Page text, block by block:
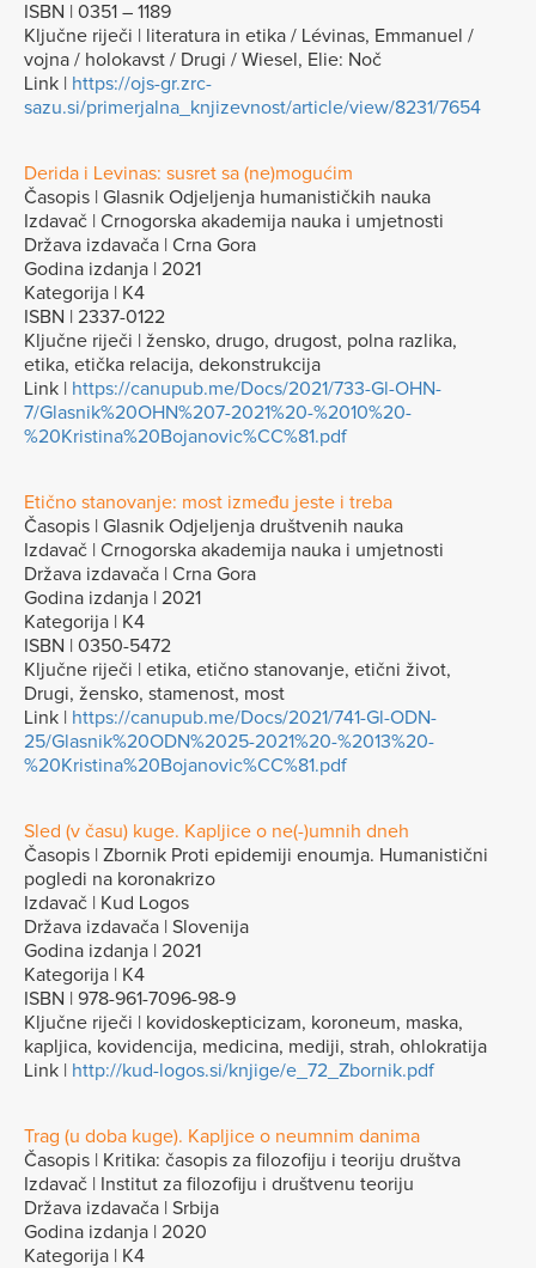
ISBN | 0351 – 1189
Ključne riječi | literatura in etika / Lévinas, Emmanuel /
vojna / holokavst / Drugi / Wiesel, Elie: Noč
Link | https://ojs-gr.zrc-
sazu.si/primerjalna_knjizevnost/article/view/8231/7654
Derida i Levinas: susret sa (ne)mogućim
Časopis | Glasnik Odjeljenja humanističkih nauka
Izdavač | Crnogorska akademija nauka i umjetnosti
Država izdavača | Crna Gora
Godina izdanja | 2021
Kategorija | K4
ISBN | 2337-0122
Ključne riječi | žensko, drugo, drugost, polna razlika,
etika, etička relacija, dekonstrukcija
Link | https://canupub.me/Docs/2021/733-Gl-OHN-
7/Glasnik%20OHN%207-2021%20-%2010%20-
%20Kristina%20Bojanovic%CC%81.pdf
Etično stanovanje: most između jeste i treba
Časopis | Glasnik Odjeljenja društvenih nauka
Izdavač | Crnogorska akademija nauka i umjetnosti
Država izdavača | Crna Gora
Godina izdanja | 2021
Kategorija | K4
ISBN | 0350-5472
Ključne riječi | etika, etično stanovanje, etični život,
Drugi, žensko, stamenost, most
Link | https://canupub.me/Docs/2021/741-Gl-ODN-
25/Glasnik%20ODN%2025-2021%20-%2013%20-
%20Kristina%20Bojanovic%CC%81.pdf
Sled (v času) kuge. Kapljice o ne(-)umnih dneh
Časopis | Zbornik Proti epidemiji enoumja. Humanistični
pogledi na koronakrizo
Izdavač | Kud Logos
Država izdavača | Slovenija
Godina izdanja | 2021
Kategorija | K4
ISBN | 978-961-7096-98-9
Ključne riječi | kovidoskepticizam, koroneum, maska,
kapljica, kovidencija, medicina, mediji, strah, ohlokratija
Link | http://kud-logos.si/knjige/e_72_Zbornik.pdf
Trag (u doba kuge). Kapljice o neumnim danima
Časopis | Kritika: časopis za filozofiju i teoriju društva
Izdavač | Institut za filozofiju i društvenu teoriju
Država izdavača | Srbija
Godina izdanja | 2020
Kategorija | K4